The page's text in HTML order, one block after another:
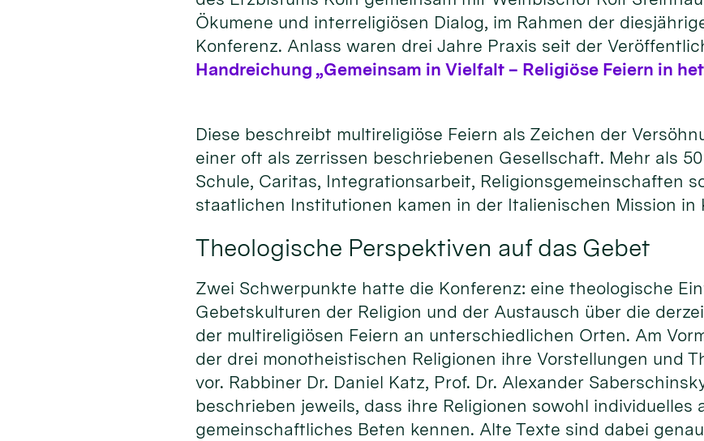
Ökumene und interreligiösen Dialog, im Rahmen der
Konferenz. Anlass waren drei Jahre Praxis seit der
Handreichung „Gemeinsam in Vielfalt – Religiöse Feiern in
Diese beschreibt multireligiöse Feiern als Zeichen der
einer oft als zerrissen beschriebenen Gesellschaft. Mehr als
Schule, Caritas, Integrationsarbeit, Religionsgemeinschaften
staatlichen Institutionen kamen in der Italienischen Mission in
Theologische Perspektiven auf das Gebet
Zwei Schwerpunkte hatte die Konferenz: eine theologische
Gebetskulturen der Religion und der Austausch über die
der multireligiösen Feiern an unterschiedlichen Orten. Am
der drei monotheistischen Religionen ihre Vorstellungen und
vor. Rabbiner Dr. Daniel Katz, Prof. Dr. Alexander
beschrieben jeweils, dass ihre Religionen sowohl individuelles
gemeinschaftliches Beten kennen. Alte Texte sind dabei